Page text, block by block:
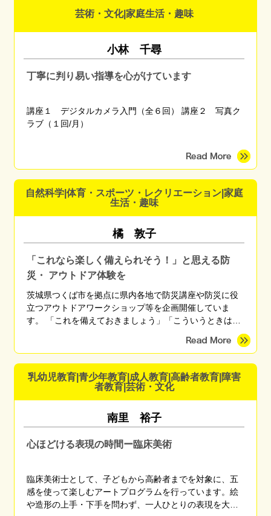
芸術・文化|家庭生活・趣味
小林 千尋
丁寧に判り易い指導を心がけています
講座１ デジタルカメラ入門（全６回） 講座２ 写真ク
ラブ（１回/月）
自然科学|体育・スポーツ・レクリエーション|家庭
生活・趣味
橘 敦子
「これなら楽しく備えられそう！」と思える防
災・ アウトドア体験を
茨城県つくば市を拠点に県内各地で防災講座や防災に役
立つアウトドアワークショップ等を企画開催していま
す。 「これを備えておきましょう」「こういうときはこ
く、「自分に最適な備えや行動」を自分で考えられるよ
ています。 「これなら楽しく備えられそう」 「備えてる
方だと思ったけど盲点に気づくことができた」 「やっと
乳幼児教育|青少年教育|成人教育|高齢者教育|障害
者教育|芸術・文化
南里 裕子
心ほどける表現の時間ー臨床美術
臨床美術士として、子どもから高齢者までを対象に、五
感を使って楽しむアートプログラムを行っています。絵
や造形の上手・下手を問わず、一人ひとりの表現を大切